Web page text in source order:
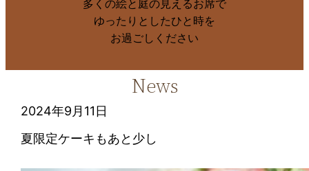
多くの絵と庭の見えるお席で
ゆったりとしたひと時を
お過ごしください
News
2024年9月11日
夏限定ケーキもあと少し